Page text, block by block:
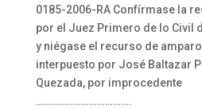
0185-2006-RA Confírmase la
por el Juez Primero de lo Civil
y niégase el recurso de amparo
interpuesto por José Baltazar
Quezada, por improcedente
………………………………